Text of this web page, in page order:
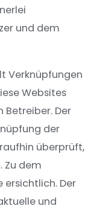
und dem
Verknüpfungen
Websites
Der
der
überprüft,
Zu dem
ersichtlich. Der
und